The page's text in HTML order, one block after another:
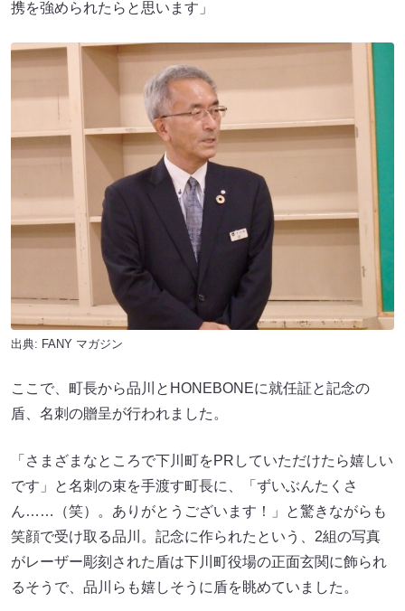
携を強められたらと思います」
出典: FANY マガジン
ここで、町長から品川とHONEBONEに就任証と記念の
盾、名刺の贈呈が行われました。
「さまざまなところで下川町をPRしていただけたら嬉しい
です」と名刺の束を手渡す町長に、「ずいぶんたくさ
ん……（笑）。ありがとうございます！」と驚きながらも
笑顔で受け取る品川。記念に作られたという、2組の写真
がレーザー彫刻された盾は下川町役場の正面玄関に飾られ
るそうで、品川らも嬉しそうに盾を眺めていました。